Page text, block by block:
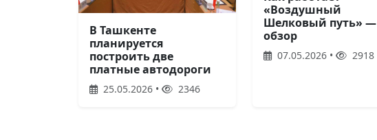
В Ташкенте
планируется
построить две
платные автодороги
25.05.2026 • 2346
«Воздушный
Шелковый путь» —
обзор
07.05.2026 • 2918